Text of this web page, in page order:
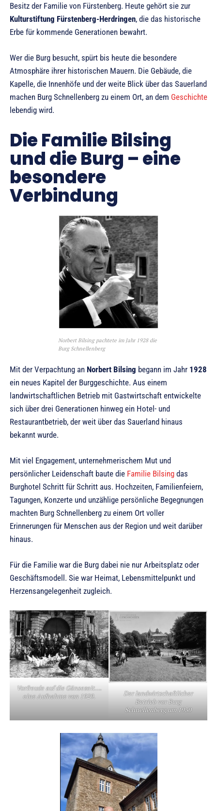
Besitz der Familie von Fürstenberg. Heute gehört sie zur
Kulturstiftung Fürstenberg-Herdringen, die das historische
Erbe für kommende Generationen bewahrt.
Wer die Burg besucht, spürt bis heute die besondere
Atmosphäre ihrer historischen Mauern. Die Gebäude, die
Kapelle, die Innenhöfe und der weite Blick über das Sauerland
machen Burg Schnellenberg zu einem Ort, an dem Geschichte
lebendig wird.
Die Familie Bilsing
und die Burg – eine
besondere
Verbindung
Norbert Bilsing pachtete im Jahr 1928 die
Burg Schnellenberg
Mit der Verpachtung an Norbert Bilsing begann im Jahr 1928
ein neues Kapitel der Burggeschichte. Aus einem
landwirtschaftlichen Betrieb mit Gastwirtschaft entwickelte
sich über drei Generationen hinweg ein Hotel- und
Restaurantbetrieb, der weit über das Sauerland hinaus
bekannt wurde.
Mit viel Engagement, unternehmerischem Mut und
persönlicher Leidenschaft baute die Familie Bilsing das
Burghotel Schritt für Schritt aus. Hochzeiten, Familienfeiern,
Tagungen, Konzerte und unzählige persönliche Begegnungen
machten Burg Schnellenberg zu einem Ort voller
Erinnerungen für Menschen aus der Region und weit darüber
hinaus.
Für die Familie war die Burg dabei nie nur Arbeitsplatz oder
Geschäftsmodell. Sie war Heimat, Lebensmittelpunkt und
Herzensangelegenheit zugleich.
Vorfreude auf die Gänsezeit….
eine Aufnahme von 1929.
Der landwirtschaftlicher
Betrieb vor Burg
Schnellenberg um 1930